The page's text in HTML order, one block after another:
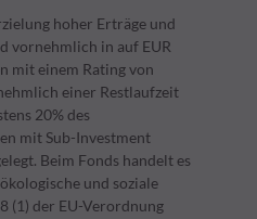
hoher Erträge und
vornehmlich in auf EUR
mit einem Rating von
einer Restlaufzeit
20% des
mit Sub-Investment
Beim Fonds handelt es
und soziale
(1) der EU-Verordnung